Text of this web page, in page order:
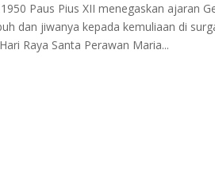
Paus Pius XII menegaskan ajaran
dan jiwanya kepada kemuliaan di
Raya Santa Perawan Maria...